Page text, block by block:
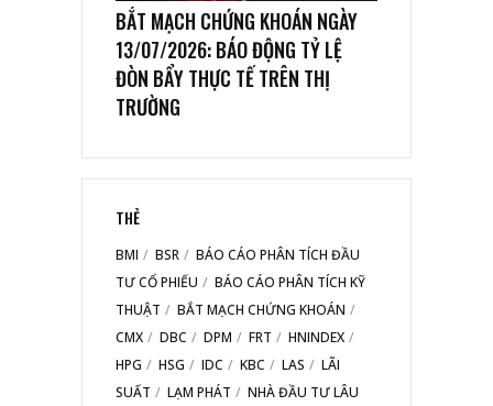
BẮT MẠCH CHỨNG KHOÁN NGÀY
13/07/2026: BÁO ĐỘNG TỶ LỆ
ĐÒN BẨY THỰC TẾ TRÊN THỊ
TRƯỜNG
THẺ
BMI BSR
BÁO CÁO PHÂN TÍCH ĐẦU
TƯ CỔ PHIẾU
BÁO CÁO PHÂN TÍCH KỸ
THUẬT
BẮT MẠCH CHỨNG KHOÁN
CMX
DBC DPM FRT
HNINDEX
HPG
HSG IDC KBC LAS
LÃI
SUẤT
LẠM PHÁT NHÀ ĐẦU TƯ LÂU